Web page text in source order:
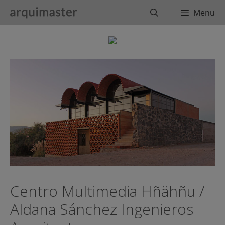
BuscarMenu
Centro Multimedia Hñähñu /
Aldana Sánchez Ingenieros